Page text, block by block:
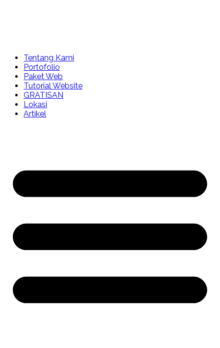
Tentang Kami
Portofolio
Paket Web
Tutorial Website
GRATISAN
Lokasi
Artikel